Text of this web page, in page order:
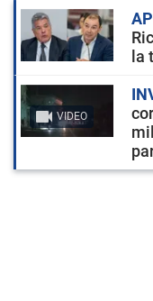
la
VIDEO